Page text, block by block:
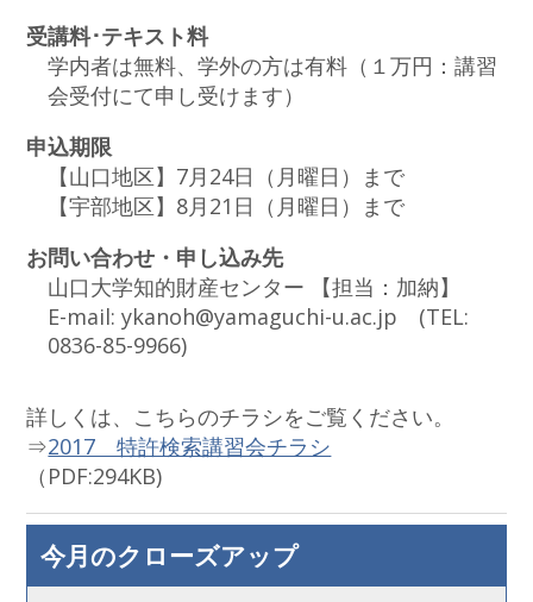
受講料･テキスト料
学内者は無料、学外の方は有料（１万円：講習
会受付にて申し受けます）
申込期限
【山口地区】7月24日（月曜日）まで
【宇部地区】8月21日（月曜日）まで
お問い合わせ・申し込み先
山口大学知的財産センター 【担当：加納】
E-mail: ykanoh@yamaguchi-u.ac.jp (TEL:
0836-85-9966)
詳しくは、こちらのチラシをご覧ください。
⇒2017 特許検索講習会チラシ
（PDF:294KB)
今月のクローズアップ